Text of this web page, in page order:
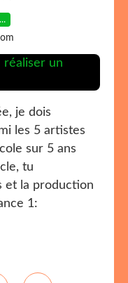
…
je dois
les 5 artistes
sur 5 ans
tu
et la production
1: